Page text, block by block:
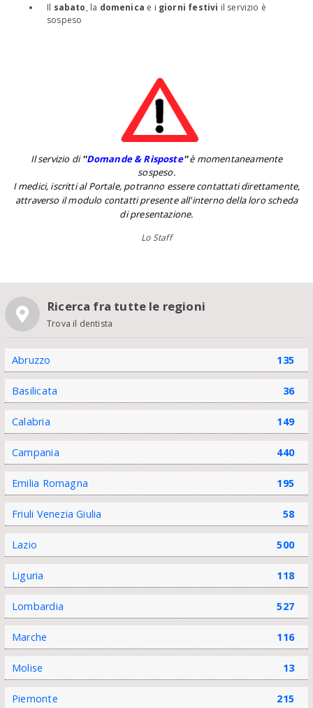
Il sabato, la domenica e i giorni festivi il servizio è
sospeso
Il servizio di''Domande & Risposte''è momentaneamente
sospeso.
I medici, iscritti al Portale, potranno essere contattati direttamente,
attraverso il modulo contatti presente all'interno della loro scheda
di presentazione.
Lo Staff
Ricerca fra tutte le regioni
Trova il dentista
Abruzzo 135
Basilicata 36
Calabria 149
Campania 440
Emilia Romagna 195
Friuli Venezia Giulia 58
Lazio 500
Liguria 118
Lombardia 527
Marche 116
Molise 13
Piemonte 215